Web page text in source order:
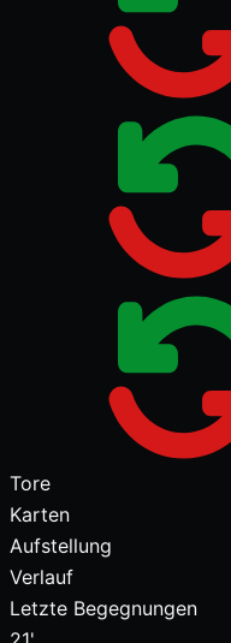
Tore
Karten
Aufstellung
Verlauf
Letzte Begegnungen